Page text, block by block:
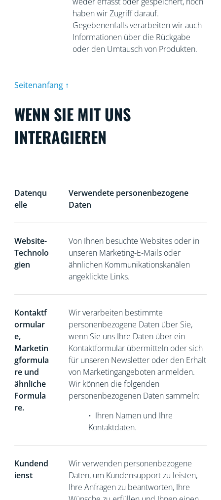
haben wir Zugriff darauf.
Gegebenenfalls verarbeiten wir auch
Informationen über die Rückgabe
oder den Umtausch von Produkten.
Seitenanfang ↑
WENN SIE MIT UNS
INTERAGIEREN
Datenqu
elle
Verwendete personenbezogene
Daten
Website-
Technolo
gien
Von Ihnen besuchte Websites oder in
unseren Marketing-E-Mails oder
ähnlichen Kommunikationskanälen
angeklickte Links.
Kontaktf
ormular
e,
Marketin
gformula
re und
ähnliche
Formula
re.
Wir verarbeiten bestimmte
personenbezogene Daten über Sie,
wenn Sie uns Ihre Daten über ein
Kontaktformular übermitteln oder sich
für unseren Newsletter oder den Erhalt
von Marketingangeboten anmelden.
Wir können die folgenden
personenbezogenen Daten sammeln:
• Ihren Namen und Ihre
Kontaktdaten.
Kundend
ienst
Wir verwenden personenbezogene
Daten, um Kundensupport zu leisten,
Ihre Anfragen zu beantworten, Ihre